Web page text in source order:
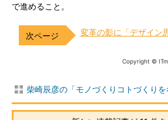
で進めること。
変革の影に「デザイン
Copyright ©
柴崎辰彦の「モノづくりコトづくり